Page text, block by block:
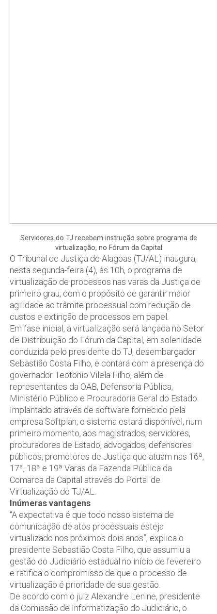
Servidores do TJ recebem instrução sobre programa de
virtualização, no Fórum da Capital
O Tribunal de Justiça de Alagoas (TJ/AL) inaugura,
nesta segunda-feira (4), às 10h, o programa de
virtualização de processos nas varas da Justiça de
primeiro grau, com o propósito de garantir maior
agilidade ao trâmite processual com redução de
custos e extinção de processos em papel.
Em fase inicial, a virtualização será lançada no Setor
de Distribuição do Fórum da Capital, em solenidade
conduzida pelo presidente do TJ, desembargador
Sebastião Costa Filho, e contará com a presença do
governador Teotonio Vilela Filho, além de
representantes da OAB, Defensoria Pública,
Ministério Público e Procuradoria Geral do Estado.
Implantado através de software fornecido pela
empresa Softplan, o sistema estará disponível, num
primeiro momento, aos magistrados, servidores,
procuradores de Estado, advogados, defensores
públicos, promotores de Justiça que atuam nas 16ª,
17ª, 18ª e 19ª Varas da Fazenda Pública da
Comarca da Capital através do Portal de
Virtualização do TJ/AL.
Inúmeras vantagens
“A expectativa é que todo nosso sistema de
comunicação de atos processuais esteja
virtualizado nos próximos dois anos”, explica o
presidente Sebastião Costa Filho, que assumiu a
gestão do Judiciário estadual no início de fevereiro
e ratifica o compromisso de que o processo de
virtualização é prioridade de sua gestão.
De acordo com o juiz Alexandre Lenine, presidente
da Comissão de Informatização do Judiciário, o